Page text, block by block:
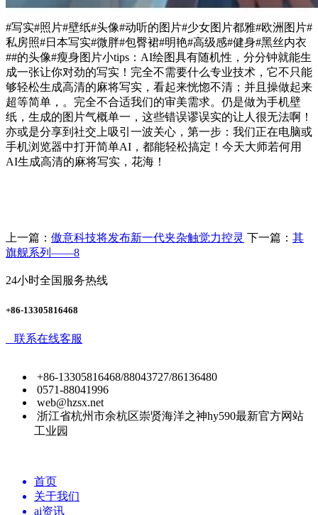
#写实#照片#壁纸#头像#动听的图片#少女图片都雅#欧洲图片#
私房照#日本写实#微胖#包臀裙#明艳#高级感#健身#黑丝内衣
##的头像#瘦身图片小tips：AI绘图具有随机性，分分钟就能生
成一张让你对劲的写实！完全不需要什么专业技术，它不只能
够轻松生成高清的麻将写实，看起来恍惚不清；并且操做起来
超等简单，。完全不合适我们的审美需求。仍是做为手机壁
纸，生成的图片气概单一，这些错误谬误实的让人很无法啊！
亦或是分享到社交上吸引一波关心，第一步：我们正在电脑或
手机浏览器中打开简单AI，都能轻松搞定！今天大师若何用
AI生成高清的麻将写实，花海！
上一篇： 傲意科技将发布新一代夹杂触觉力控灵 下一篇： 其
旗舰系列——8
24小时全国服务热线
+86-13305816468
联系在线客服
+86-13305816468/88043727/86136480
0571-88041996
web@hzsx.net
浙江省杭州市余杭区崇贤海洋之神hy590最新官方网站
工业园
首页
关于我们
ai资讯